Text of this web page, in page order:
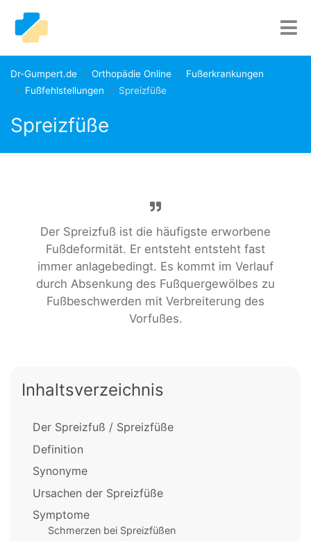
Dr-Gumpert.de Orthopädie Online
Fußerkrankungen
Fußfehlstellungen
Spreizfüße
Spreizfüße
Der Spreizfuß ist die häufigste erworbene
Fußdeformität. Er entsteht entsteht fast
immer anlagebedingt. Es kommt im Verlauf
durch Absenkung des Fußquergewölbes zu
Fußbeschwerden mit Verbreiterung des
Vorfußes.
Inhaltsverzeichnis
Der Spreizfuß / Spreizfüße
Definition
Synonyme
Ursachen der Spreizfüße
Symptome
Schmerzen bei Spreizfüßen